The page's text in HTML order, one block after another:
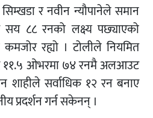
र नवीन न्यौपानेले समान
८८ रनको लक्ष्य पछ्याएको
रह्यो । टोलीले नियमित
११.५ ओभरमा ७४ रनमै अलआउट
शाहीले सर्वाधिक १२ रन बनाए
प्रदर्शन गर्न सकेनन् ।